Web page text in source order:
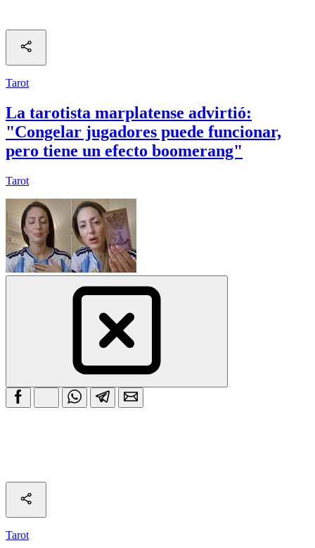
Tarot
La tarotista marplatense advirtió:
"Congelar jugadores puede funcionar,
pero tiene un efecto boomerang"
Tarot
Tarot